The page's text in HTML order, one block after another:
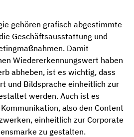
gehören grafisch abgestimmte
Geschäftsausstattung und
Damit
Wiedererkennungswert haben
abheben, ist es wichtig, dass
und Bildsprache einheitlich zur
werden. Auch ist es
also den Content
einheitlich zur Corporate
zu gestalten.